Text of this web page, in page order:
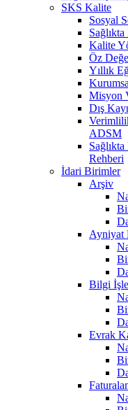
SKS Kalite
Sosyal
Kalite
Öz
Yıllık
Misyon
Dış
ADSM
Rehberi
İdari Birimler
Arşiv
Ayniyat
Bilgi
Evrak